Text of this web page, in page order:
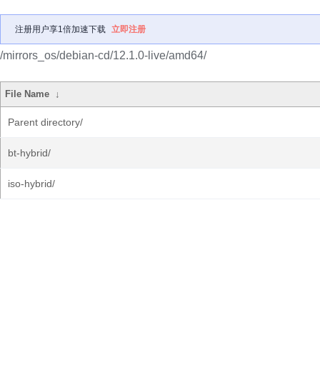
注册用户享1倍加速下载 立即注册
/mirrors_os/debian-cd/12.1.0-live/amd64/
File Name ↓
Parent directory/
bt-hybrid/
iso-hybrid/